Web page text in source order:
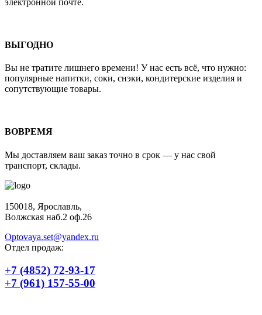
ВЫГОДНО
Вы не тратите лишнего времени! У нас есть всё, что нужно:
популярные напитки, соки, снэки, кондитерские изделия и
сопутствующие товары.
ВОВРЕМЯ
Мы доставляем ваш заказ точно в срок — у нас свой
транспорт, склады.
150018, Ярославль,
Волжская наб.2 оф.26
Optovaya.set@yandex.ru
Отдел продаж:
+7 (4852) 72-93-17
+7 (961) 157-55-00